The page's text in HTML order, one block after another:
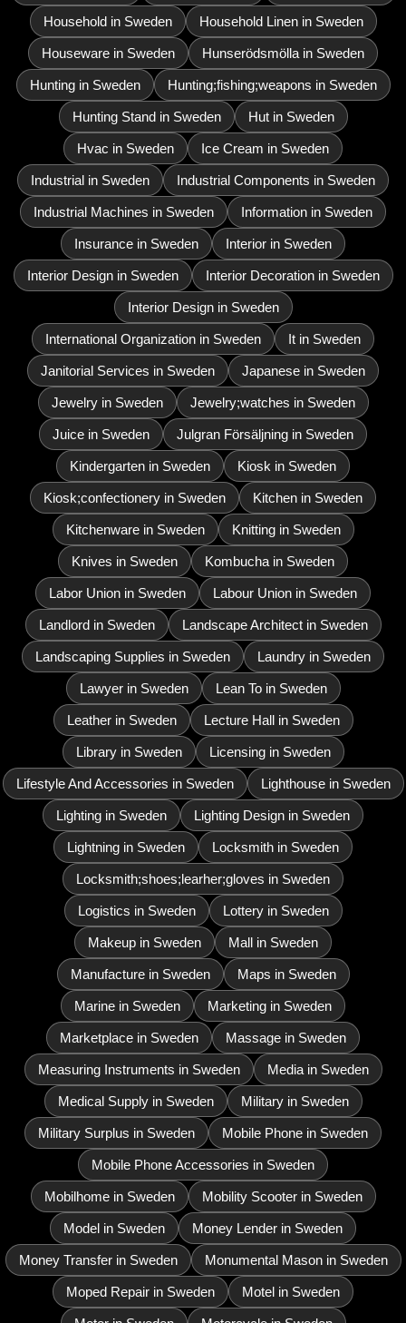
Household in Sweden Household Linen in Sweden
Houseware in Sweden Hunserödsmölla in Sweden
Hunting in Sweden Hunting;fishing;weapons in Sweden
Hunting Stand in Sweden Hut in Sweden
Hvac in Sweden Ice Cream in Sweden
Industrial in Sweden Industrial Components in Sweden
Industrial Machines in Sweden Information in Sweden
Insurance in Sweden Interior in Sweden
Interior Design in Sweden Interior Decoration in Sweden
Interior Design in Sweden
International Organization in Sweden It in Sweden
Janitorial Services in Sweden Japanese in Sweden
Jewelry in Sweden Jewelry;watches in Sweden
Juice in Sweden Julgran Försäljning in Sweden
Kindergarten in Sweden Kiosk in Sweden
Kiosk;confectionery in Sweden Kitchen in Sweden
Kitchenware in Sweden Knitting in Sweden
Knives in Sweden Kombucha in Sweden
Labor Union in Sweden Labour Union in Sweden
Landlord in Sweden Landscape Architect in Sweden
Landscaping Supplies in Sweden Laundry in Sweden
Lawyer in Sweden Lean To in Sweden
Leather in Sweden Lecture Hall in Sweden
Library in Sweden Licensing in Sweden
Lifestyle And Accessories in Sweden Lighthouse in Sweden
Lighting in Sweden Lighting Design in Sweden
Lightning in Sweden Locksmith in Sweden
Locksmith;shoes;learher;gloves in Sweden
Logistics in Sweden Lottery in Sweden
Makeup in Sweden Mall in Sweden
Manufacture in Sweden Maps in Sweden
Marine in Sweden Marketing in Sweden
Marketplace in Sweden Massage in Sweden
Measuring Instruments in Sweden Media in Sweden
Medical Supply in Sweden Military in Sweden
Military Surplus in Sweden Mobile Phone in Sweden
Mobile Phone Accessories in Sweden
Mobilhome in Sweden Mobility Scooter in Sweden
Model in Sweden Money Lender in Sweden
Money Transfer in Sweden Monumental Mason in Sweden
Moped Repair in Sweden Motel in Sweden